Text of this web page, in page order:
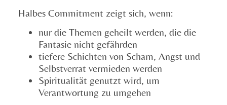
Halbes Commitment zeigt sich, wenn:
nur die Themen geheilt werden, die die
Fantasie nicht gefährden
tiefere Schichten von Scham, Angst und
Selbstverrat vermieden werden
Spiritualität genutzt wird, um
Verantwortung zu umgehen